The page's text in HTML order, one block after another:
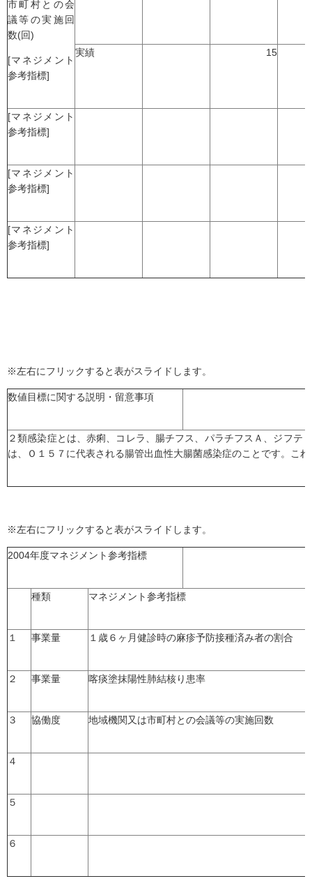
市町村との会
議等の実施回
数(回)
[マネジメント
参考指標]
実績 15
[マネジメント
参考指標]
[マネジメント
参考指標]
[マネジメント
参考指標]
※左右にフリックすると表がスライドします。
数値目標に関する説明・留意事項
２類感染症とは、赤痢、コレラ、腸チフス、パラチフスＡ、ジフテ
は、Ｏ１５７に代表される腸管出血性大腸菌感染症のことです。こ
※左右にフリックすると表がスライドします。
2004年度マネジメント参考指標
種類 マネジメント参考指標
１ 事業量 １歳６ヶ月健診時の麻疹予防接種済み者の割合
２ 事業量 喀痰塗抹陽性肺結核り患率
３ 協働度 地域機関又は市町村との会議等の実施回数
４
５
６